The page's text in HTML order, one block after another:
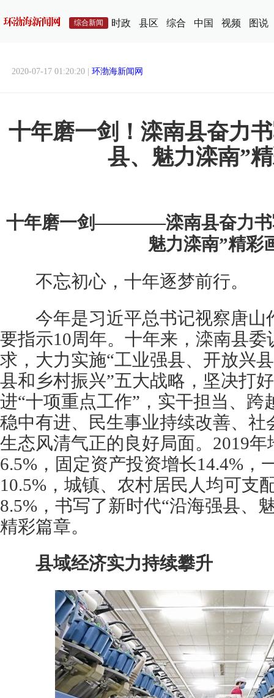
综合新闻 时政 县区 综合 中国 视频 图说
2020-07-17 01:20:20 | 环渤海新闻网
十年磨一剑！滦南县奋力
县、魅力滦南”
十年磨一剑————滦南县奋力书
魅力滦南”精彩
不忘初心，十年逐梦前行。
今年是习近平总书记视察唐山
要指示10周年。十年来，滦南县
求，大力实施“工业强县、开放兴
县和乡村振兴”五大战略，坚决打
进“十项重点工作”，实干担当、跨
稳中有进、民生事业持续改善、社
生态风清气正的良好局面。2019
6.5%，固定资产投资增长14.4%，
10.5%，城镇、农村居民人均可支
8.5%，书写了新时代“沿海强县、
精彩篇章。
县域经济实力持续攀升